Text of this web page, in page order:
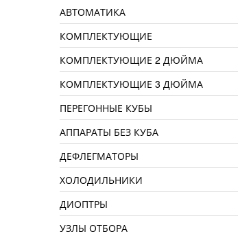
Кронен пробки, 80 шт
240 руб.
Крышка к бутылю 20 л
140 руб.
АВТОМАТИКА
КОМПЛЕКТУЮЩИЕ
КОМПЛЕКТУЮЩИЕ 2 ДЮЙМА
КОМПЛЕКТУЮЩИЕ 3 ДЮЙМА
ПЕРЕГОННЫЕ КУБЫ
АППАРАТЫ БЕЗ КУБА
ДЕФЛЕГМАТОРЫ
ХОЛОДИЛЬНИКИ
ДИОПТРЫ
УЗЛЫ ОТБОРА